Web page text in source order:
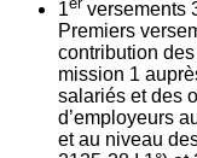
1
versements
Premiers
contribution
mission 1
salariés et des
d’employeurs
et au niveau